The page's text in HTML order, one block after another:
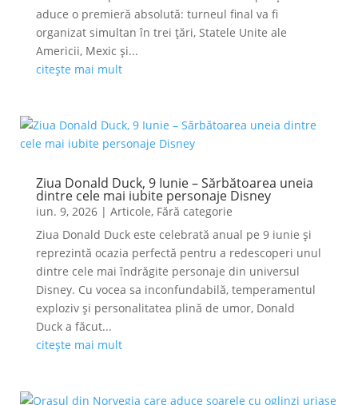
aduce o premieră absolută: turneul final va fi
organizat simultan în trei țări, Statele Unite ale
Americii, Mexic și...
citește mai mult
Ziua Donald Duck, 9 Iunie – Sărbătoarea uneia
dintre cele mai iubite personaje Disney
iun. 9, 2026| Articole, Fără categorie
Ziua Donald Duck este celebrată anual pe 9 iunie și
reprezintă ocazia perfectă pentru a redescoperi unul
dintre cele mai îndrăgite personaje din universul
Disney. Cu vocea sa inconfundabilă, temperamentul
exploziv și personalitatea plină de umor, Donald
Duck a făcut...
citește mai mult